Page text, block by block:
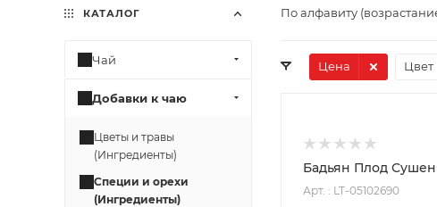
По алфавиту
Цена Цвет
Бадьян Плод
Арт. : LT-05102690
КАТАЛОГ
Чай
Добавки к чаю
Цветы и травы
(Ингредиенты)
Специи и орехи
(Ингредиенты)